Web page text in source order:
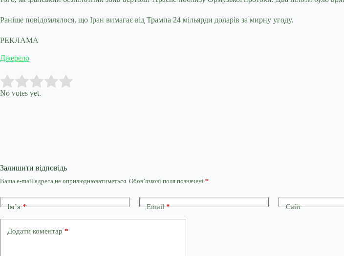
Раніше повідомлялося, що Іран вимагає від Трампа 24 мільярди доларів за мирну угоду.
РЕКЛАМА
Джерело
Rate this item:
No votes yet.
Залишити відповідь
Ваша e-mail адреса не оприлюднюватиметься. Обов’язкові поля позначені *
Ім’я* Email* Сайт
Додати коментар *